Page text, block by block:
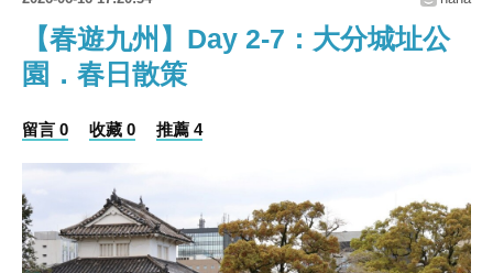
【春遊九州】Day 2-7：大分城址公
園．春日散策
留言 0 收藏 0 推薦 4